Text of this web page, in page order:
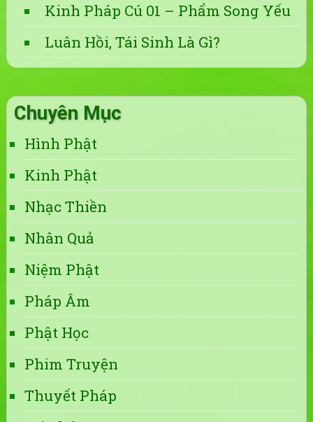
Kinh Pháp Cú 01 – Phẩm Song Yếu
Luân Hồi, Tái Sinh Là Gì?
Chuyên Mục
Hình Phật
Kinh Phật
Nhạc Thiền
Nhân Quả
Niệm Phật
Pháp Âm
Phật Học
Phim Truyện
Thuyết Pháp